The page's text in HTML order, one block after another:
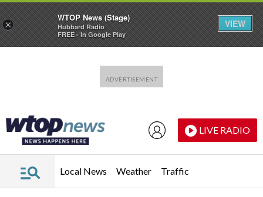
LIVE RADIO
Local News Weather Traffic
×
WTOP News (Stage)
Hubbard Radio
FREE - In Google Play
VIEW